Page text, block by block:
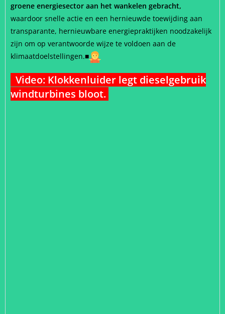
groene energiesector aan het wankelen gebracht,
waardoor snelle actie en een hernieuwde toewijding aan
transparante, hernieuwbare energiepraktijken noodzakelijk
zijn om op verantwoorde wijze te voldoen aan de
klimaatdoelstellingen.■
Video: Klokkenluider legt dieselgebruik
windturbines bloot.